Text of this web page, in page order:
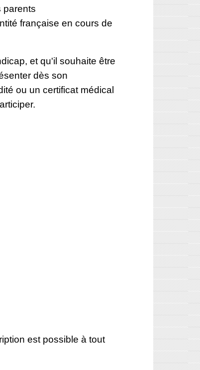
parents
française en cours de
et qu'il souhaite être
dès son
ou un certificat médical
est possible à tout